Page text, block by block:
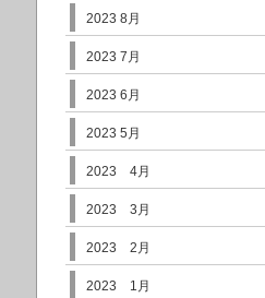
2023 8月
2023 7月
2023 6月
2023 5月
2023 4月
2023 3月
2023 2月
2023 1月